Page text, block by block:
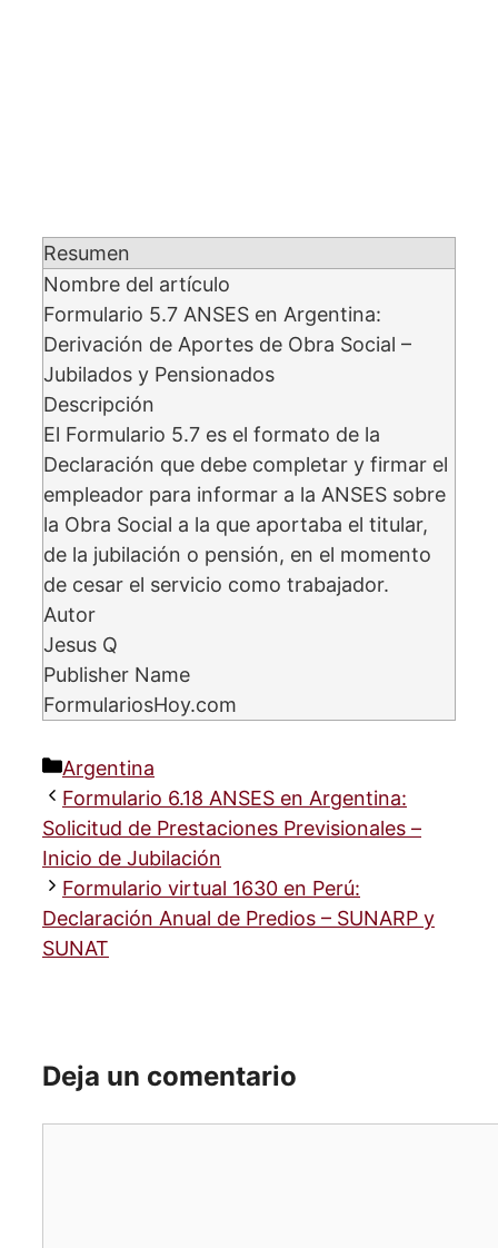
Resumen
Nombre del artículo
Formulario 5.7 ANSES en Argentina:
Derivación de Aportes de Obra Social –
Jubilados y Pensionados
Descripción
El Formulario 5.7 es el formato de la
Declaración que debe completar y firmar el
empleador para informar a la ANSES sobre
la Obra Social a la que aportaba el titular,
de la jubilación o pensión, en el momento
de cesar el servicio como trabajador.
Autor
Jesus Q
Publisher Name
FormulariosHoy.com
Categorías
Argentina
Formulario 6.18 ANSES en Argentina:
Solicitud de Prestaciones Previsionales –
Inicio de Jubilación
Formulario virtual 1630 en Perú:
Declaración Anual de Predios – SUNARP y
SUNAT
Deja un comentario